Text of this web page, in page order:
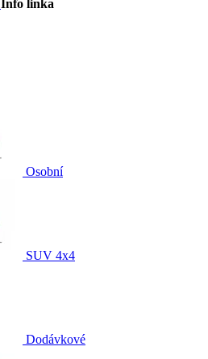
Info linka
Osobní
SUV 4x4
Dodávkové